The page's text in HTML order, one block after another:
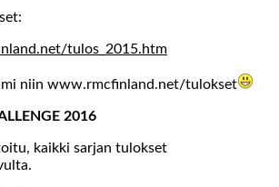
tulos_2015.htm
niin www.rmcfinland.net/tulokset
2016
kaikki sarjan tulokset